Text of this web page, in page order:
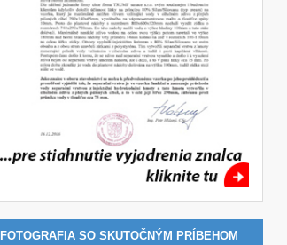
FOTOGRAFIA SO SKUTOČNÝM PRÍBEHOM